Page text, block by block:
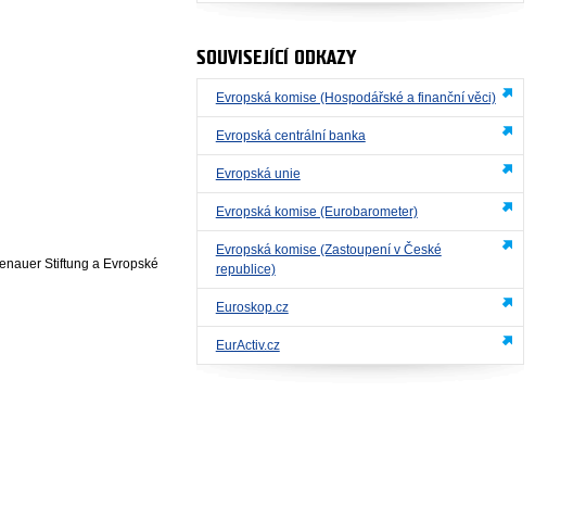
Stiftung a Evropské
SOUVISEJÍCÍ ODKAZY
Evropská komise (Hospodářské a finanční věci)
Evropská centrální banka
Evropská unie
Evropská komise (Eurobarometer)
Evropská komise (Zastoupení v České
republice)
Euroskop.cz
EurActiv.cz